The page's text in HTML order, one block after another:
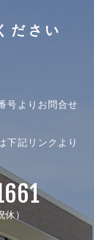
ださい
号よりお問合せ
下記リンクより
休）